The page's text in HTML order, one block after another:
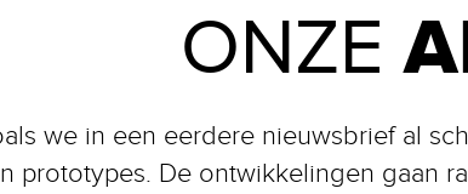
ONZE
we in een eerdere nieuwsbrief al
prototypes. De ontwikkelingen gaan